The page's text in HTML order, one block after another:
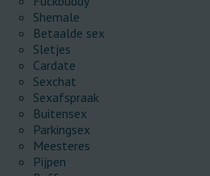
Shemale
Betaalde sex
Sletjes
Cardate
Sexchat
Sexafspraak
Buitensex
Parkingsex
Meesteres
Pijpen